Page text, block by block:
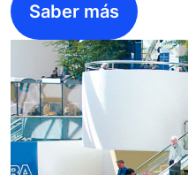
Saber más